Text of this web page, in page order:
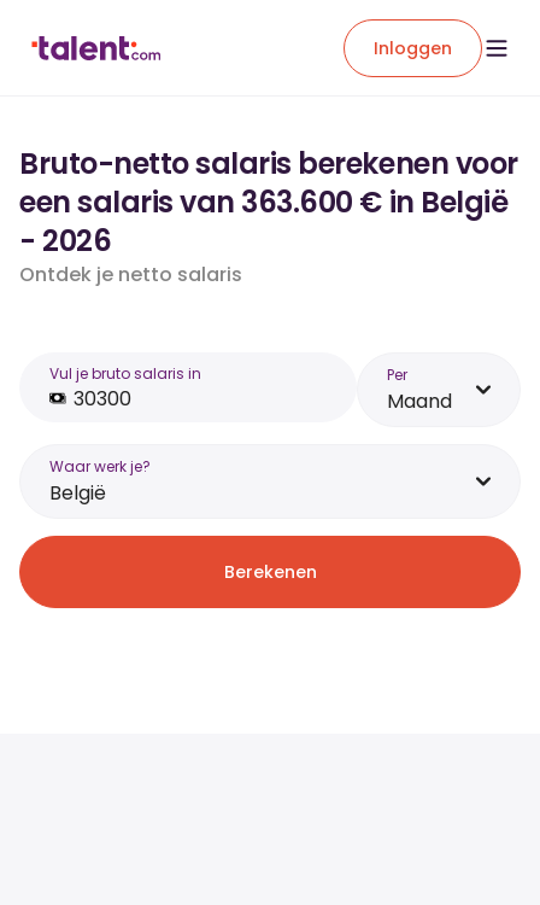
Inloggen
Bruto-netto salaris berekenen voor
een salaris van 363.600 € in België
- 2026
Ontdek je netto salaris
Vul je bruto salaris in Per
Maand
Waar werk je?
België
Berekenen